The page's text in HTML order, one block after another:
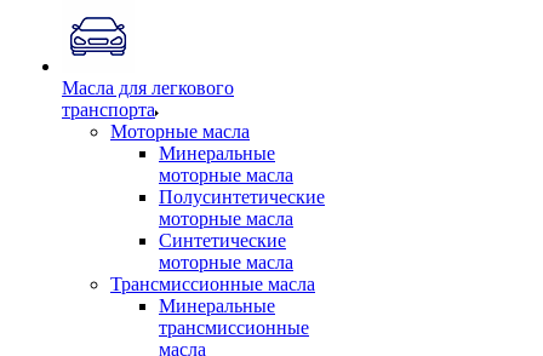
Масла для легкового
транспорта
Моторные масла
Минеральные
моторные масла
Полусинтетические
моторные масла
Синтетические
моторные масла
Трансмиссионные масла
Минеральные
трансмиссионные
масла